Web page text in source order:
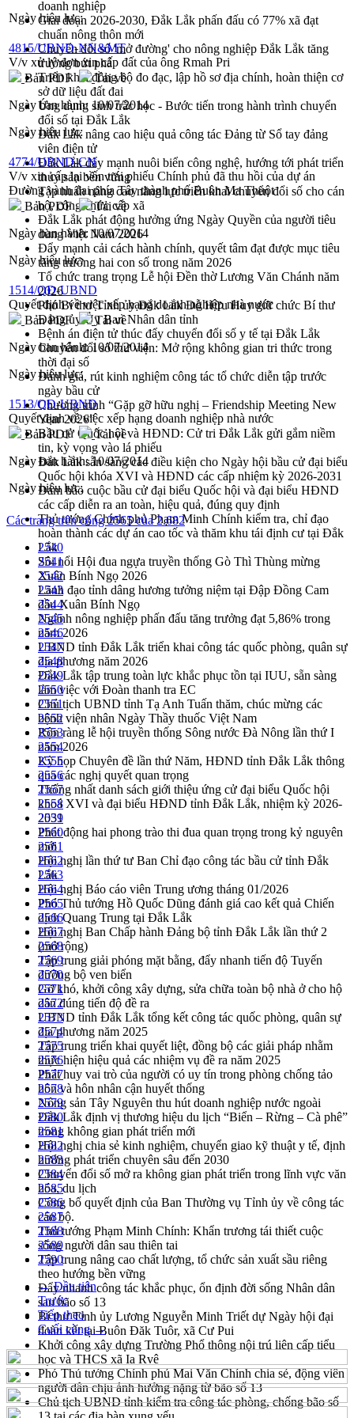
doanh nghiệp
Giai đoạn 2026-2030, Đắk Lắk phấn đấu có 77% xã đạt
chuẩn nông thôn mới
Chuyển đổi số 'mở đường' cho nông nghiệp Đắk Lắk tăng
trưởng bứt phá
Triển khai đồng bộ đo đạc, lập hồ sơ địa chính, hoàn thiện cơ
sở dữ liệu đất đai
Ứng dụng sinh trắc học - Bước tiến trong hành trình chuyển
đổi số tại Đắk Lắk
Đắk Lắk nâng cao hiệu quả công tác Đảng từ Sổ tay đảng
viên điện tử
Đắk Lắk đẩy mạnh nuôi biển công nghệ, hướng tới phát triển
thủy sản bền vững
Tập huấn nâng cao năng lực triển khai chuyển đổi số cho cán
bộ, công chức cấp xã
Đắk Lắk phát động hưởng ứng Ngày Quyền của người tiêu
dùng Việt Nam 2026
Đẩy mạnh cải cách hành chính, quyết tâm đạt được mục tiêu
tăng trưởng hai con số trong năm 2026
Tổ chức trang trọng Lễ hội Đền thờ Lương Văn Chánh năm
2026
Phó Bí thư Tỉnh ủy Đắk Lắk Đỗ Hữu Huy giữ chức Bí thư
Đảng ủy Ủy Ban Nhân dân tỉnh
Bệnh án điện tử thúc đẩy chuyển đổi số y tế tại Đắk Lắk
Chuyển đổi số thư viện: Mở rộng không gian tri thức trong
thời đại số
Đánh giá, rút kinh nghiệm công tác tổ chức diễn tập trước
ngày bầu cử
Chương trình “Gặp gỡ hữu nghị – Friendship Meeting New
Year 2026”
Bầu cử Quốc hội và HĐND: Cử tri Đắk Lắk gửi gắm niềm
tin, kỳ vọng vào lá phiếu
Đắk Lắk sẵn sàng các điều kiện cho Ngày hội bầu cử đại biểu
Quốc hội khóa XVI và HĐND các cấp nhiệm kỳ 2026-2031
Đảm bảo cuộc bầu cử đại biểu Quốc hội và đại biểu HĐND
các cấp diễn ra an toàn, hiệu quả, đúng quy định
Thủ tướng Chính phủ Phạm Minh Chính kiểm tra, chỉ đạo
hoàn thành các dự án cao tốc và thăm khu tái định cư tại Đắk
Lắk
Sôi nổi Hội đua ngựa truyền thống Gò Thì Thùng mừng
Xuân Bính Ngọ 2026
Lãnh đạo tỉnh dâng hương tưởng niệm tại Đập Đồng Cam
đầu Xuân Bính Ngọ
Ngành nông nghiệp phấn đấu tăng trưởng đạt 5,86% trong
năm 2026
UBND tỉnh Đắk Lắk triển khai công tác quốc phòng, quân sự
địa phương năm 2026
Đắk Lắk tập trung toàn lực khắc phục tồn tại IUU, sẵn sàng
làm việc với Đoàn thanh tra EC
Chủ tịch UBND tỉnh Tạ Anh Tuấn thăm, chúc mừng các
bệnh viện nhân Ngày Thầy thuốc Việt Nam
Rộn ràng lễ hội truyền thống Sông nước Đà Nông lần thứ I
năm 2026
Kỳ họp Chuyên đề lần thứ Năm, HĐND tỉnh Đắk Lắk thông
qua các nghị quyết quan trọng
Thống nhất danh sách giới thiệu ứng cử đại biểu Quốc hội
khoá XVI và đại biểu HĐND tỉnh Đắk Lắk, nhiệm kỳ 2026-
2031
Phát động hai phong trào thi đua quan trọng trong kỷ nguyên
mới
Hội nghị lần thứ tư Ban Chỉ đạo công tác bầu cử tỉnh Đắk
Lắk
Hội nghị Báo cáo viên Trung ương tháng 01/2026
Phó Thủ tướng Hồ Quốc Dũng đánh giá cao kết quả Chiến
dịch Quang Trung tại Đắk Lắk
Hội nghị Ban Chấp hành Đảng bộ tỉnh Đắk Lắk lần thứ 2
(mở rộng)
Tập trung giải phóng mặt bằng, đẩy nhanh tiến độ Tuyến
đường bộ ven biển
Gỡ khó, khởi công xây dựng, sửa chữa toàn bộ nhà ở cho hộ
dân đúng tiến độ đề ra
UBND tỉnh Đắk Lắk tổng kết công tác quốc phòng, quân sự
địa phương năm 2025
Tập trung triển khai quyết liệt, đồng bộ các giải pháp nhằm
thực hiện hiệu quả các nhiệm vụ đề ra năm 2025
Phát huy vai trò của người có uy tín trong phòng chống tảo
hôn và hôn nhân cận huyết thống
Nông sản Tây Nguyên thu hút doanh nghiệp nước ngoài
Đắk Lắk định vị thương hiệu du lịch “Biển – Rừng – Cà phê”
trong không gian phát triển mới
Hội nghị chia sẻ kinh nghiệm, chuyển giao kỹ thuật y tế, định
hướng phát triển chuyên sâu đến 2030
Chuyển đổi số mở ra không gian phát triển trong lĩnh vực văn
hóa, du lịch
Công bố quyết định của Ban Thường vụ Tỉnh ủy về công tác
cán bộ.
Thủ tướng Phạm Minh Chính: Khẩn trương tái thiết cuộc
sống người dân sau thiên tai
Tập trung nâng cao chất lượng, tổ chức sản xuất sầu riêng
theo hướng bền vững
Đẩy nhanh công tác khắc phục, ổn định đời sống Nhân dân
sau bão số 13
Bí thư Tỉnh ủy Lương Nguyễn Minh Triết dự Ngày hội đại
đoàn kết tại Buôn Đăk Tuôr, xã Cư Pui
Khởi công xây dựng Trường Phổ thông nội trú liên cấp tiểu
học và THCS xã Ia Rvê
Phó Thủ tướng Chính phủ Mai Văn Chính chia sẻ, động viên
người dân chịu ảnh hưởng nặng từ bão số 13
Chủ tịch UBND tỉnh kiểm tra công tác phòng, chống bão số
Ngày hiệu lực:
4815/UBND-NN&MT
V/v xử lý đơn xin cấp đất của ông Rmah Pri
Bản PDF
Tải về
Ngày ban hành: 10/07/2014
Ngày hiệu lực:
4774/UBND-CN
V/v xin cấp lại vốn trái phiếu Chính phủ đã thu hồi của dự án
Đường vành đai phía Tây thành phố Buôn Ma Thuột
Bản PDF
Tải về
Ngày ban hành:10/07/2014
Ngày hiệu lực:
1514/QĐ-UBND
Quyết định về việc xếp hạng doanh nghiệp nhà nước
Bản PDF
Tải về
Ngày ban hành:10/07/2014
Ngày hiệu lực:
1513/QĐ-UBND
Quyết định về việc xếp hạng doanh nghiệp nhà nước
Bản PDF
Tải về
Ngày ban hành:10/07/2014
Ngày hiệu lực:
Các trang trên cổng 2565 của 2.682
2540
2541
2542
2543
2544
2545
2546
2547
2548
2549
2550
2551
2552
2553
2554
2555
2556
2557
2558
2559
2560
2561
2562
2563
2564
2565
2566
2567
2568
2569
2570
2571
2572
2573
2574
2575
2576
2577
2578
2579
2580
2581
2582
2583
2584
2585
2586
2587
2588
2589
2590
← Đầu tiên
Trước
Tiếp theo
Cuối cùng →